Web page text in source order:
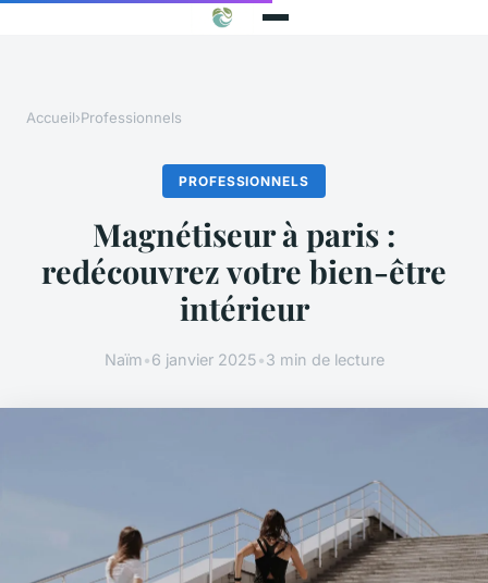
Accueil›Professionnels
PROFESSIONNELS
Magnétiseur à paris :
redécouvrez votre bien-être
intérieur
Naïm•6 janvier 2025•3 min de lecture